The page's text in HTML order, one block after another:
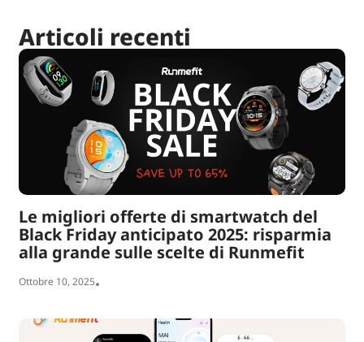
Articoli recenti
Le migliori offerte di smartwatch del
Black Friday anticipato 2025: risparmia
alla grande sulle scelte di Runmefit
Ottobre 10, 2025•